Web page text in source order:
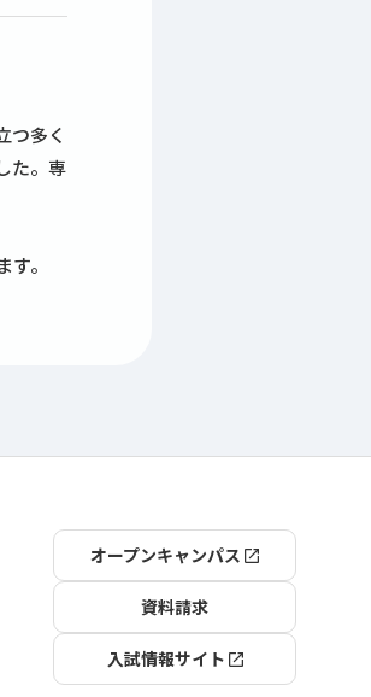
つ多く
た。専
。
オープンキャンパス
資料請求
入試情報サイト